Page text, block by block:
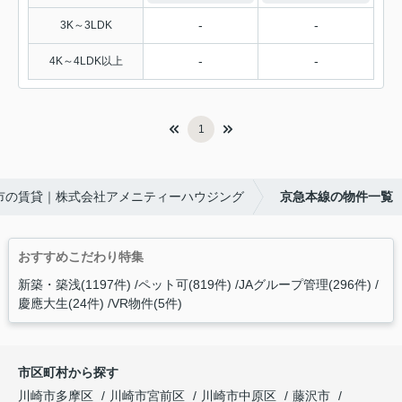
3K～3LDK - -
4K～4LDK以上 - -
1
の賃貸｜株式会社アメニティーハウジング 京急本線の物件一覧
おすすめこだわり特集
新築・築浅(1197件) ペット可(819件) JAグループ管理(296件)
慶應大生(24件) VR物件(5件)
市区町村から探す
川崎市多摩区
川崎市宮前区 川崎市中原区 藤沢市